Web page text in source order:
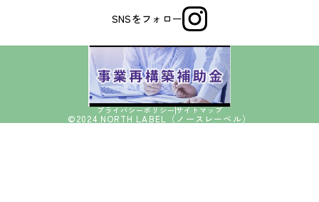
SNSをフォロー
©2024 NORTH LABEL（ノースレーベル）
プライバシーポリシーサイトマップ